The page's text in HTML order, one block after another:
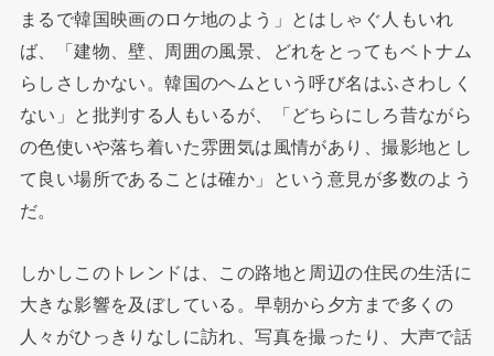
まるで韓国映画のロケ地のよう」とはしゃぐ人もいれ
ば、「建物、壁、周囲の風景、どれをとってもベトナム
らしさしかない。韓国のヘムという呼び名はふさわしく
ない」と批判する人もいるが、「どちらにしろ昔ながら
の色使いや落ち着いた雰囲気は風情があり、撮影地とし
て良い場所であることは確か」という意見が多数のよう
だ。
しかしこのトレンドは、この路地と周辺の住民の生活に
大きな影響を及ぼしている。早朝から夕方まで多くの
人々がひっきりなしに訪れ、写真を撮ったり、大声で話